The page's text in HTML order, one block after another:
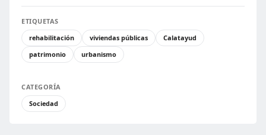
ETIQUETAS
rehabilitación
viviendas públicas
Calatayud
patrimonio
urbanismo
CATEGORÍA
Sociedad